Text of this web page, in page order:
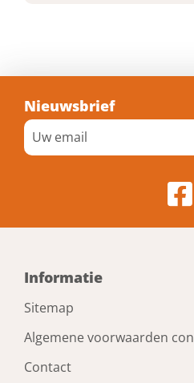
Nieuwsbrief
Informatie
Sitemap
Algemene voorwaarden
Contact